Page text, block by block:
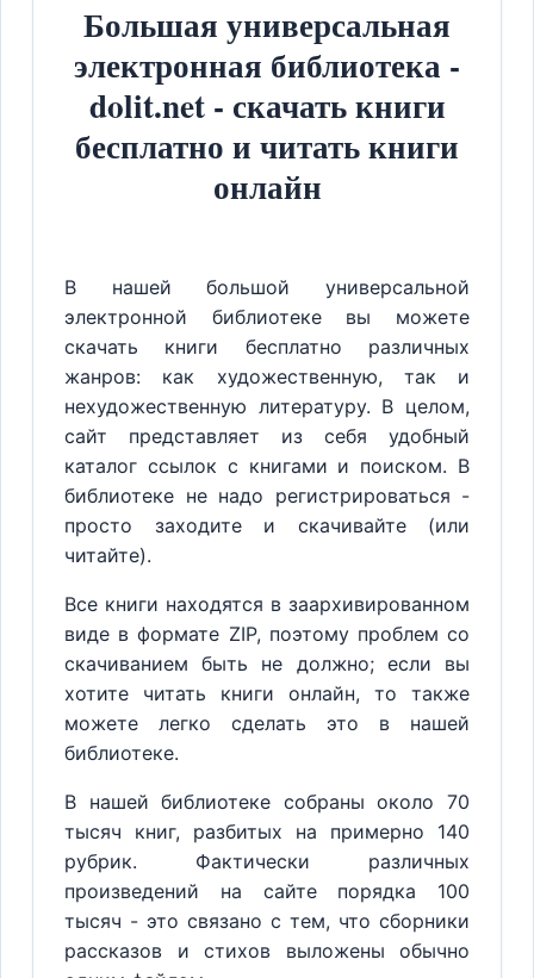
Большая универсальная
электронная библиотека -
dolit.net - скачать книги
бесплатно и читать книги
онлайн
В нашей большой универсальной
электронной библиотеке вы можете
скачать книги бесплатно различных
жанров: как художественную, так и
нехудожественную литературу. В целом,
сайт представляет из себя удобный
каталог ссылок с книгами и поиском. В
библиотеке не надо регистрироваться -
просто заходите и скачивайте (или
читайте).
Все книги находятся в заархивированном
виде в формате ZIP, поэтому проблем со
скачиванием быть не должно; если вы
хотите читать книги онлайн, то также
можете легко сделать это в нашей
библиотеке.
В нашей библиотеке собраны около 70
тысяч книг, разбитых на примерно 140
рубрик. Фактически различных
произведений на сайте порядка 100
тысяч - это связано с тем, что сборники
рассказов и стихов выложены обычно